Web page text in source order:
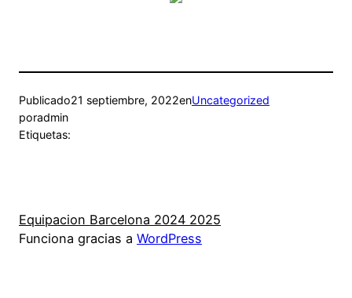
Publicado21 septiembre, 2022enUncategorized
poradmin
Etiquetas:
Equipacion Barcelona 2024 2025
Funciona gracias a WordPress